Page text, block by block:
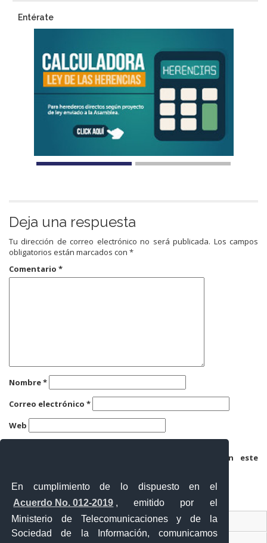
En cumplimiento de lo dispuesto en el
Acuerdo No. 012-2019 , emitido por el
Ministerio de Telecomunicaciones y de la
Sociedad de la Información, comunicamos
Entérate
Deja una respuesta
Tu dirección de correo electrónico no será publicada. Los campos
obligatorios están marcados con *
Comentario *
Nombre*
Correo electrónico *
Web
Guarda mi nombre, correo electrónico y web en este
Ventanilla Única Virtual